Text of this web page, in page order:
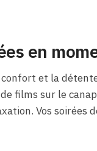
en
et la
films sur le
Vos